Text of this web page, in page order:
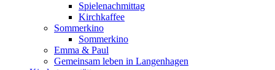
Spielenachmittag
Kirchkaffee
Sommerkino
Sommerkino
Emma & Paul
Gemeinsam leben in Langenhagen